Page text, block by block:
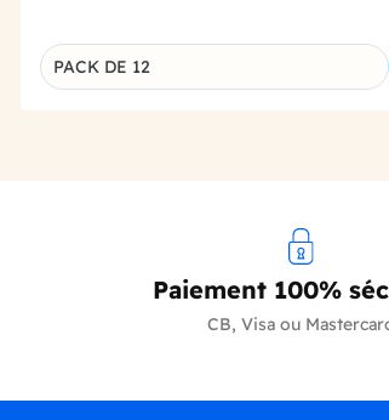
Déclinaison du produit
PACK DE 12
Paiement 100%
CB, Visa ou